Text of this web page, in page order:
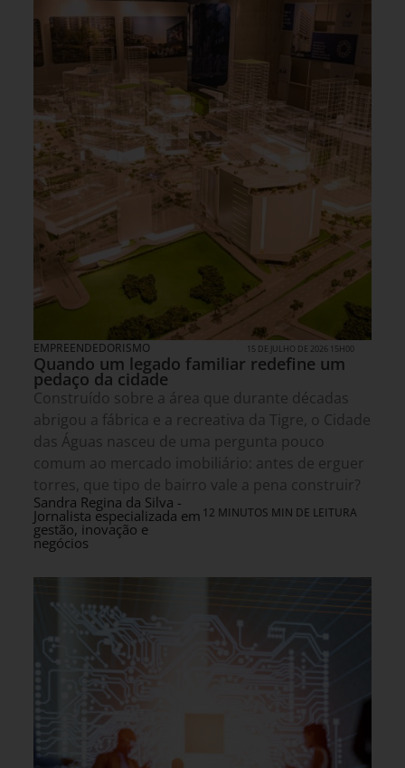
EMPREENDEDORISMO 15 DE JULHO DE 2026 15H00
Quando um legado familiar redefine um
pedaço da cidade
Construído sobre a área que durante décadas
abrigou a fábrica e a recreativa da Tigre, o Cidade
das Águas nasceu de uma pergunta pouco
comum ao mercado imobiliário: antes de erguer
torres, que tipo de bairro vale a pena construir?
Sandra Regina da Silva -
Jornalista especializada em
gestão, inovação e
negócios
12 MINUTOS MIN DE LEITURA